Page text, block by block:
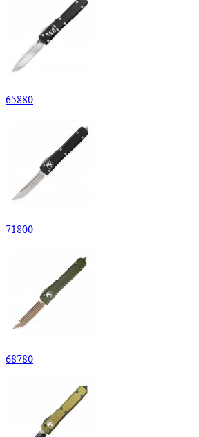
65880
71800
68780